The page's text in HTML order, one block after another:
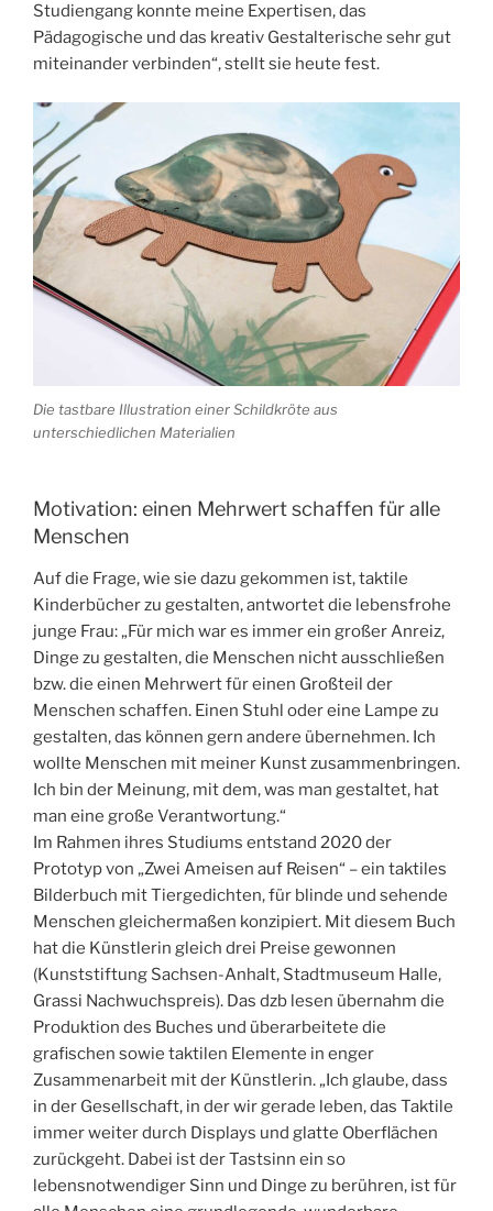
Studiengang konnte meine Expertisen, das
Pädagogische und das kreativ Gestalterische sehr gut
miteinander verbinden“, stellt sie heute fest.
Die tastbare Illustration einer Schildkröte aus
unterschiedlichen Materialien
Motivation: einen Mehrwert schaffen für alle
Menschen
Auf die Frage, wie sie dazu gekommen ist, taktile
Kinderbücher zu gestalten, antwortet die lebensfrohe
junge Frau: „Für mich war es immer ein großer Anreiz,
Dinge zu gestalten, die Menschen nicht ausschließen
bzw. die einen Mehrwert für einen Großteil der
Menschen schaffen. Einen Stuhl oder eine Lampe zu
gestalten, das können gern andere übernehmen. Ich
wollte Menschen mit meiner Kunst zusammenbringen.
Ich bin der Meinung, mit dem, was man gestaltet, hat
man eine große Verantwortung.“
Im Rahmen ihres Studiums entstand 2020 der
Prototyp von „Zwei Ameisen auf Reisen“ – ein taktiles
Bilderbuch mit Tiergedichten, für blinde und sehende
Menschen gleichermaßen konzipiert. Mit diesem Buch
hat die Künstlerin gleich drei Preise gewonnen
(Kunststiftung Sachsen-Anhalt, Stadtmuseum Halle,
Grassi Nachwuchspreis). Das dzb lesen übernahm die
Produktion des Buches und überarbeitete die
grafischen sowie taktilen Elemente in enger
Zusammenarbeit mit der Künstlerin. „Ich glaube, dass
in der Gesellschaft, in der wir gerade leben, das Taktile
immer weiter durch Displays und glatte Oberflächen
zurückgeht. Dabei ist der Tastsinn ein so
lebensnotwendiger Sinn und Dinge zu berühren, ist für